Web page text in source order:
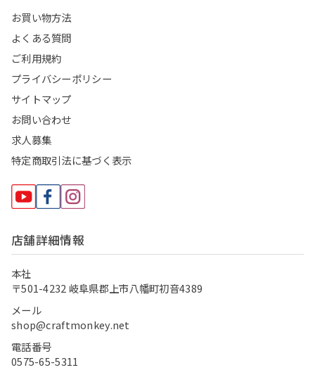
お買い物方法
よくある質問
ご利用規約
プライバシーポリシー
サイトマップ
お問い合わせ
求人募集
特定商取引法に基づく表示
店舗詳細情報
本社
〒501-4232 岐阜県郡上市八幡町初音4389
メール
shop@craftmonkey.net
電話番号
0575-65-5311